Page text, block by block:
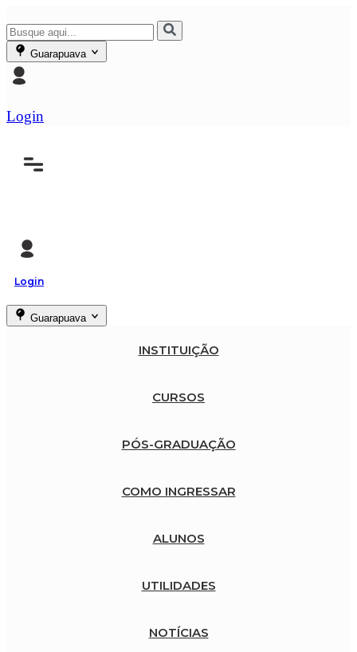
Guarapuava
Login
Login
Guarapuava
INSTITUIÇÃO
CURSOS
PÓS-GRADUAÇÃO
COMO INGRESSAR
ALUNOS
UTILIDADES
NOTÍCIAS